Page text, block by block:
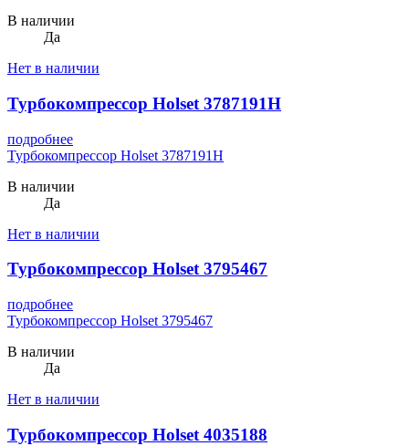
В наличии
Да
Нет в наличии
Турбокомпрессор Holset 3787191H
подробнее
Турбокомпрессор Holset 3787191H
В наличии
Да
Нет в наличии
Турбокомпрессор Holset 3795467
подробнее
Турбокомпрессор Holset 3795467
В наличии
Да
Нет в наличии
Турбокомпрессор Holset 4035188